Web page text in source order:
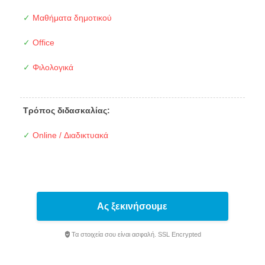
✓ Μαθήματα δημοτικού
✓ Office
✓ Φιλολογικά
Τρόπος διδασκαλίας:
✓ Online / Διαδικτυακά
Ας ξεκινήσουμε
Τα στοιχεία σου είναι ασφαλή. SSL Encrypted